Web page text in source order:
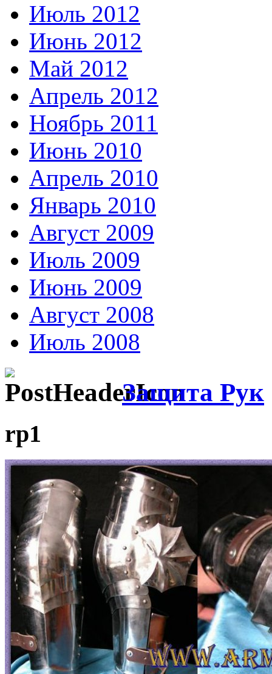
Июль 2012
Июнь 2012
Май 2012
Апрель 2012
Ноябрь 2011
Июнь 2010
Апрель 2010
Январь 2010
Август 2009
Июль 2009
Июнь 2009
Август 2008
Июль 2008
Защита Рук
rp1